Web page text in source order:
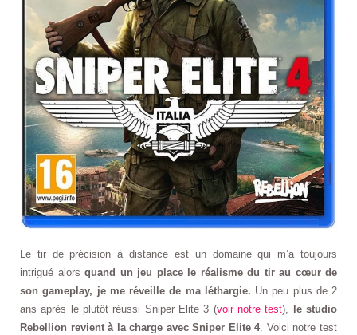
Le tir de précision à distance est un domaine qui m’a toujours
intrigué alors quand un jeu place le réalisme du tir au cœur de
son gameplay, je me réveille de ma léthargie. Un peu plus de 2
ans après le plutôt réussi Sniper Elite 3 (voir notre test),
le studio
Rebellion revient à la charge avec Sniper Elite 4. Voici notre test